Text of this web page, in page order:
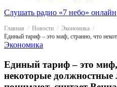
Слушать радио «7 небо» онлайн
Главная Новости
Экономика
Экономика
Единый тариф – это миф,
некоторые должностные